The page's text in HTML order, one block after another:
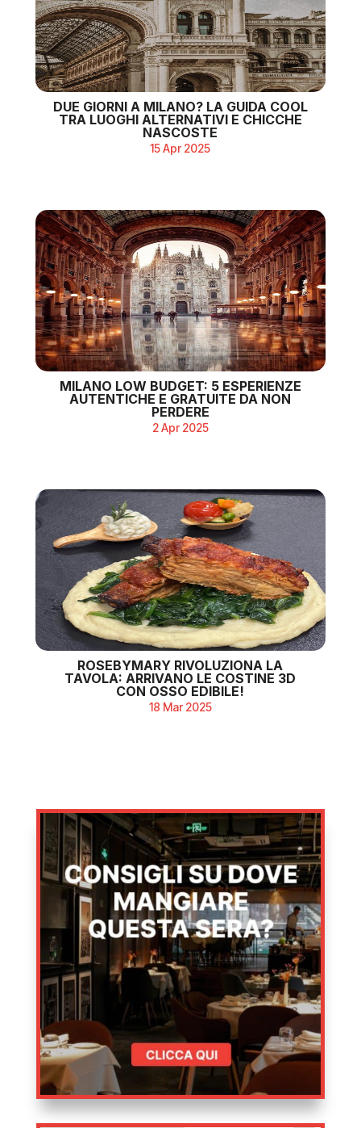
DUE GIORNI A MILANO? LA GUIDA COOL
TRA LUOGHI ALTERNATIVI E CHICCHE
NASCOSTE
15 Apr 2025
MILANO LOW BUDGET: 5 ESPERIENZE
AUTENTICHE E GRATUITE DA NON
PERDERE
2 Apr 2025
ROSEBYMARY RIVOLUZIONA LA
TAVOLA: ARRIVANO LE COSTINE 3D
CON OSSO EDIBILE!
18 Mar 2025